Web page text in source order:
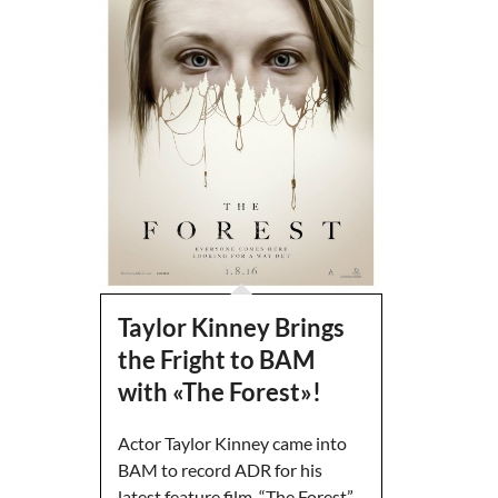
Taylor Kinney Brings
the Fright to BAM
with «The Forest»!
Actor Taylor Kinney came into
BAM to record ADR for his